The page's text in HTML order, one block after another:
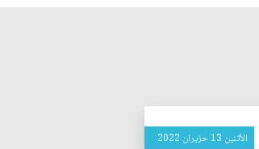
الأثنين 13 حزيران 2022